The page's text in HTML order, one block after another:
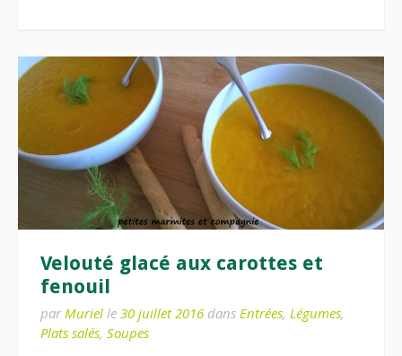
Velouté glacé aux carottes et
fenouil
par Muriel le 30 juillet 2016 dans Entrées, Légumes,
Plats salés, Soupes